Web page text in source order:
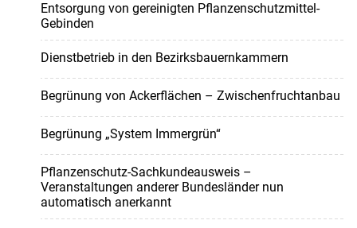
Entsorgung von gereinigten Pflanzenschutzmittel-
Gebinden
Dienstbetrieb in den Bezirksbauernkammern
Begrünung von Ackerflächen – Zwischenfruchtanbau
Begrünung „System Immergrün“
Pflanzenschutz-Sachkundeausweis –
Veranstaltungen anderer Bundesländer nun
automatisch anerkannt